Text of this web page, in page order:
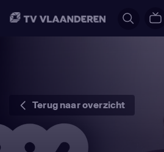
Terug naar overzicht